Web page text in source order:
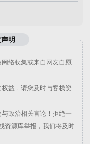
明
络收集或来自网友自愿
益，请您及时与客栈资
政治相关言论！拒绝一
资源库举报，我们将及时